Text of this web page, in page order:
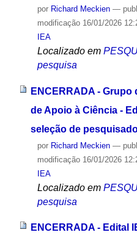
por Richard Meckien —
modificação16/01/2026
IEA
Localizado em
pesquisa
ENCERRADA -
de Apoio à Ciência -
seleção de
por Richard Meckien —
modificação16/01/2026
IEA
Localizado em
pesquisa
ENCERRADA - Edital